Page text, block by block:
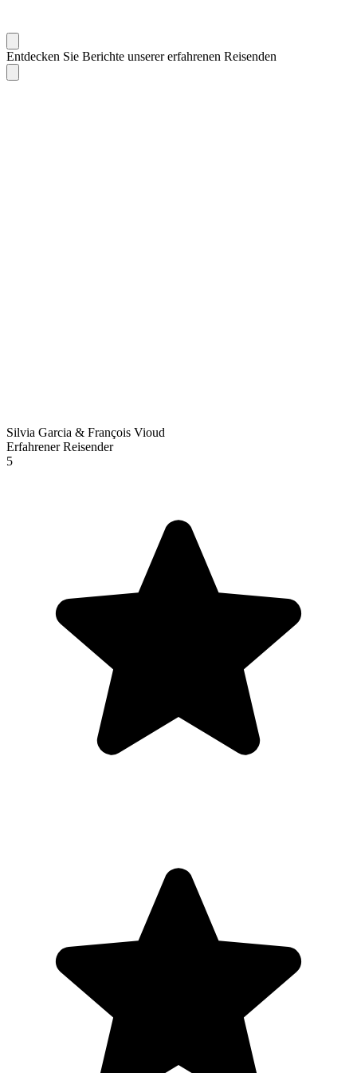
Entdecken Sie Berichte unserer erfahrenen Reisenden
Silvia Garcia & François Vioud
Erfahrener Reisender
5